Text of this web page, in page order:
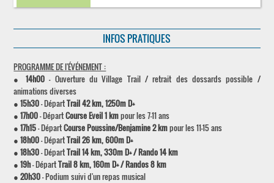
INFOS PRATIQUES
PROGRAMME DE l'ÉVÉNEMENT :
●14h00 - Ouverture du Village Trail / retrait des dossards possible /
animations diverses
●15h30- DépartTrail 42 km, 1250m D+
●17h00- DépartCourse Eveil 1 kmpour les 7-11 ans
●17h15- DépartCourse Poussine/Benjamine 2 kmpour les 11-15 ans
●18h00- DépartTrail 26 km, 600m D+
●18h30- DépartTrail 14 km, 330m D+ / Rando 14 km
●19h- DépartTrail 8 km, 160m D+ / Randos 8 km
●20h30- Podium suivi d'un repas musical